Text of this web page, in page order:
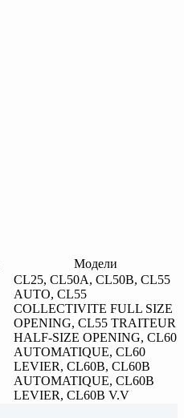
Модели
CL25, CL50A, CL50B, CL55
AUTO, CL55
COLLECTIVITE FULL SIZE
OPENING, CL55 TRAITEUR
HALF-SIZE OPENING, CL60
AUTOMATIQUE, CL60
LEVIER, CL60B, CL60B
AUTOMATIQUE, CL60B
LEVIER, CL60B V.V